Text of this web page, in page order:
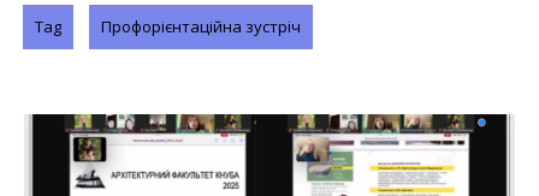
Tag Профорієнтаційна зустріч